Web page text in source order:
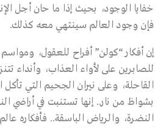
خفايا الوجود، بحيث إذا ما حان أجل
فإن وجود العالم سينتهي معه كذلك.
إن أفكار “كولن” أفراح للعقول،
للصابرين على لأواء العذاب، وأنداء
القاحلة، وعلى نيران الجحيم التي
بشواظ من نار.. إنها تستنبت في أراضي
النضرة، والرياض الباسقة.. فأفكاره